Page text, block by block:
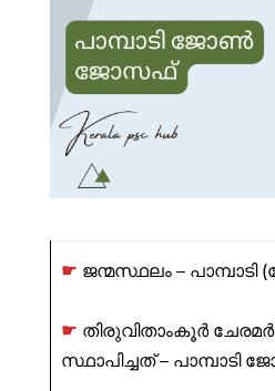
☛ ജന്മസ്ഥലം – പാമ്പാടി
☛ തിരുവിതാംകൂർ
സ്ഥാപിച്ചത് – പാമ്പാടി